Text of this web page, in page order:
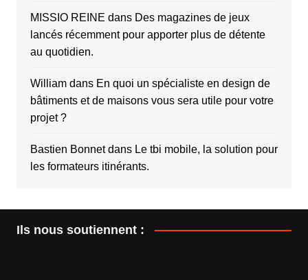
MISSIO REINE dans Des magazines de jeux
lancés récemment pour apporter plus de détente
au quotidien.
Williamdans En quoi un spécialiste en design de
bâtiments et de maisons vous sera utile pour votre
projet ?
Bastien Bonnetdans Le tbi mobile, la solution pour
les formateurs itinérants.
Ils nous soutiennent :